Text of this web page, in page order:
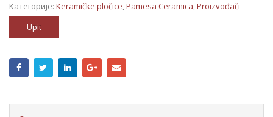
Категорије: Keramičke pločice,Pamesa Ceramica,Proizvođači
Upit